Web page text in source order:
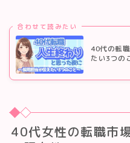
合わせて読みたい
40代の転
たい3つの
40代女性の転職市